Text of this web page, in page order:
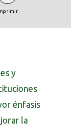
y
énfasis
la